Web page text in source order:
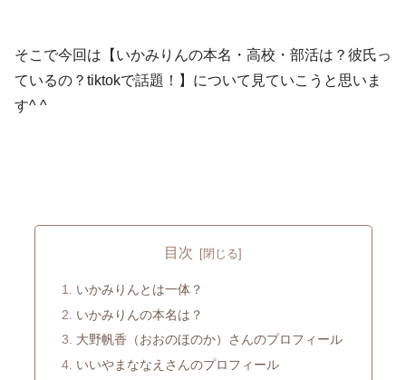
そこで今回は【いかみりんの本名・高校・部活は？彼氏っ
ているの？tiktokで話題！】について見ていこうと思いま
す^ ^
目次
いかみりんとは一体？
いかみりんの本名は？
大野帆香（おおのほのか）さんのプロフィール
いいやまななえさんのプロフィール